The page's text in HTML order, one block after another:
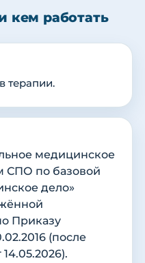
кем работать
терапии.
медицинское
СПО по базовой
дело»
Приказу
(после
14.05.2026).